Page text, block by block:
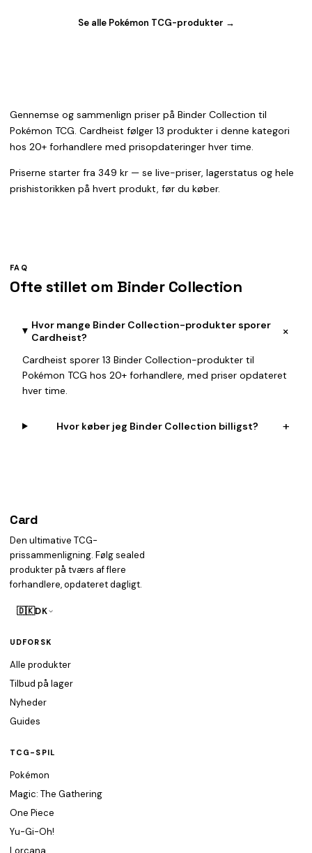
Se alle Pokémon TCG-produkter →
Gennemse og sammenlign priser på Binder Collection til
Pokémon TCG. Cardheist følger 13 produkter i denne kategori
hos 20+ forhandlere med prisopdateringer hver time.
Priserne starter fra 349 kr — se live-priser, lagerstatus og hele
prishistorikken på hvert produkt, før du køber.
FAQ
Ofte stillet om Binder Collection
Hvor mange Binder Collection-produkter sporer
Cardheist?
+
Cardheist sporer 13 Binder Collection-produkter til
Pokémon TCG hos 20+ forhandlere, med priser opdateret
hver time.
Hvor køber jeg Binder Collection billigst? +
Card
Den ultimative TCG-
prissammenligning. Følg sealed
produkter på tværs af flere
forhandlere, opdateret dagligt.
🇩🇰DK
UDFORSK
Alle produkter
Tilbud på lager
Nyheder
Guides
TCG-SPIL
Pokémon
Magic: The Gathering
One Piece
Yu-Gi-Oh!
Lorcana